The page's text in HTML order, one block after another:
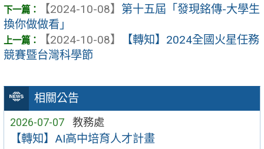
相關公告
2026-07-07 教務處
【轉知】AI高中培育人才計畫
【2024-10-08】 第十五屆「發現銘傳-大學生
換你做做看」
【2024-10-08】
【轉知】2024全國火星任務
競賽暨台灣科學節